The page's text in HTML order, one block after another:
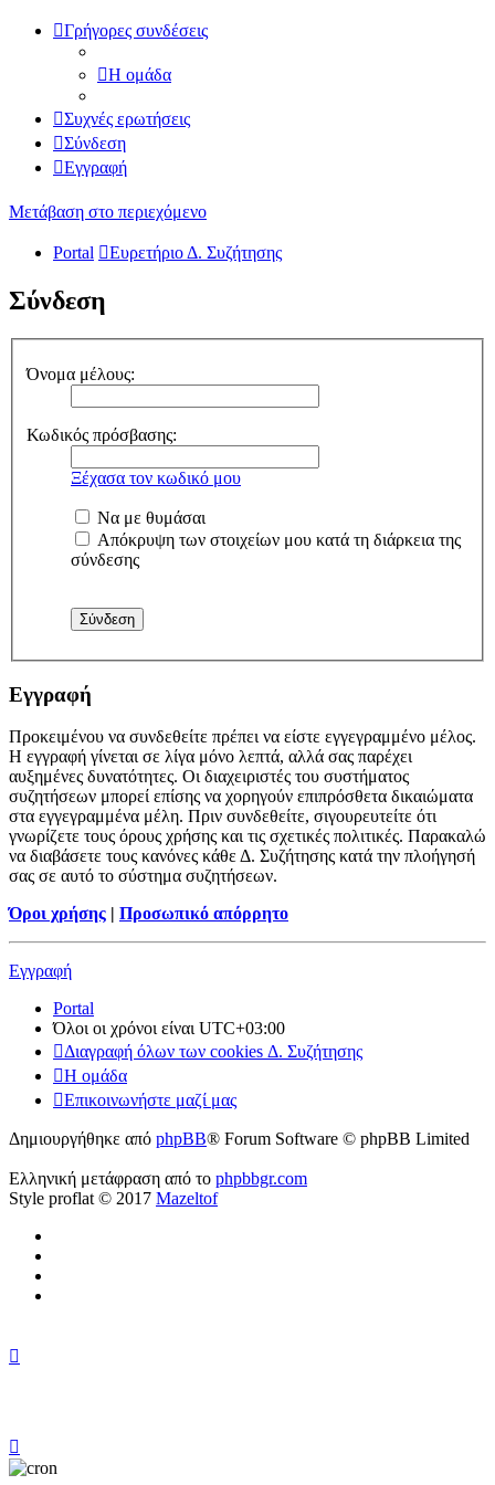
Γρήγορες συνδέσεις
Η ομάδα
Συχνές ερωτήσεις
Σύνδεση
Εγγραφή
Μετάβαση στο περιεχόμενο
Portal Ευρετήριο Δ. Συζήτησης
Σύνδεση
Όνομα μέλους:
Κωδικός πρόσβασης:
Ξέχασα τον κωδικό μου
Να με θυμάσαι
Απόκρυψη των στοιχείων μου κατά τη διάρκεια της
σύνδεσης
Εγγραφή
Προκειμένου να συνδεθείτε πρέπει να είστε εγγεγραμμένο μέλος.
Η εγγραφή γίνεται σε λίγα μόνο λεπτά, αλλά σας παρέχει
αυξημένες δυνατότητες. Οι διαχειριστές του συστήματος
συζητήσεων μπορεί επίσης να χορηγούν επιπρόσθετα δικαιώματα
στα εγγεγραμμένα μέλη. Πριν συνδεθείτε, σιγουρευτείτε ότι
γνωρίζετε τους όρους χρήσης και τις σχετικές πολιτικές. Παρακαλώ
να διαβάσετε τους κανόνες κάθε Δ. Συζήτησης κατά την πλοήγησή
σας σε αυτό το σύστημα συζητήσεων.
Όροι χρήσης | Προσωπικό απόρρητο
Εγγραφή
Portal
Όλοι οι χρόνοι είναι UTC+03:00
Διαγραφή όλων των cookies Δ. Συζήτησης
Η ομάδα
Επικοινωνήστε μαζί μας
Δημιουργήθηκε από phpBB® Forum Software © phpBB Limited
Ελληνική μετάφραση από το phpbbgr.com
Style proflat © 2017 Mazeltof